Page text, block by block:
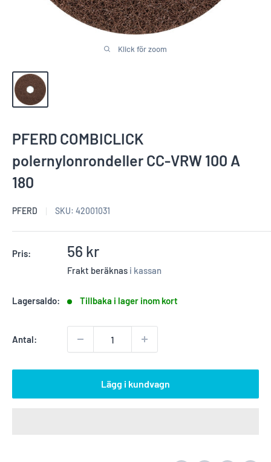
Klick för zoom
PFERD COMBICLICK
polernylonrondeller CC-VRW 100 A
180
PFERD SKU: 42001031
Pris: Reapris
56 kr
Frakt beräknas i kassan
Lagersaldo: Tillbaka i lager inom kort
Antal:
Lägg i kundvagn